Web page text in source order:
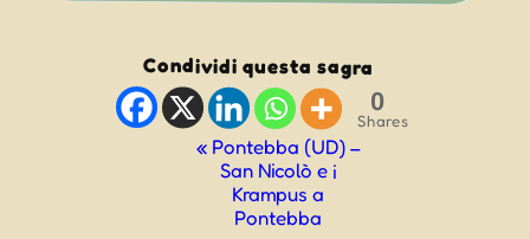
Condividi questa sagra
0
Shares
«Pontebba (UD) –
San Nicolò e i
Krampus a
Pontebba